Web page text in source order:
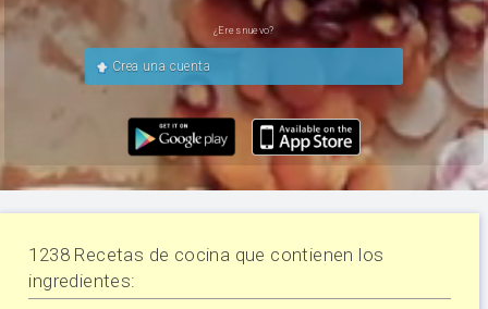
¿Eres nuevo?
Crea una cuenta
1238 Recetas de cocina que contienen los
ingredientes: